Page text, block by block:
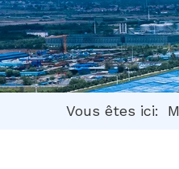
Vous êtes ici: